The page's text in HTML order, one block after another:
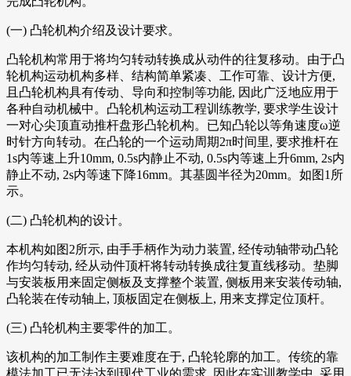
(一) 凸轮机构介绍及设计要求。
凸轮机构常用于将均匀转动转换成从动件的往复移动。由于凸
轮机构运动机构多样、结构简单紧凑、工作可靠、设计方便,
且凸轮机构具有传动、导向和控制等功能, 因此广泛地应用于
各种自动机械中。凸轮机构运动工程训练教学, 要求学生设计
一对心尖顶直动推杆盘形凸轮机构。已知凸轮以等角速度ω逆
时针方向转动。在凸轮的一个运动周期2π时间里, 要求推杆在
1s内等速上升10mm, 0.5s内静止不动, 0.5s内等速上升6mm, 2s内
静止不动, 2s内等速下降16mm。其基圆半径为20mm。如图1所
示。
(二) 凸轮机构的设计。
本机构如图2所示, 由手手柄作为动力装置, 经传动轴带动凸轮
作均匀转动, 经从动件顶杆将转动转换成往复直线移动。垫脚
与安装板用来固定侧板及支撑整个装置, 侧板用来安装传动轴,
凸轮装在传动轴上, 顶板固定在侧板上, 用来支撑定位顶杆。
(三) 凸轮机构主要零件的加工。
该机构的加工制作主要难度在于, 凸轮轮廓的加工。传统的靠
模法加工已无法达到现代工业的需求, 因此在实训教学中, 采用